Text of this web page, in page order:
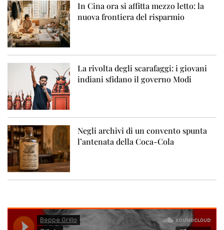
In Cina ora si affitta mezzo letto: la
nuova frontiera del risparmio
La rivolta degli scarafaggi: i giovani
indiani sfidano il governo Modi
Negli archivi di un convento spunta
l’antenata della Coca-Cola